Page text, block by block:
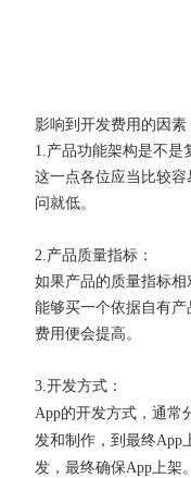
影响到开发费用的因素
1.产品功能架构是不是
这一点各位应当比较
问就低。
2.产品质量指标：
如果产品的质量指标
能够买一个依据自有
费用便会提高。
3.开发方式：
App的开发方式，通常
发和制作，到最终App
发，最终确保App上架